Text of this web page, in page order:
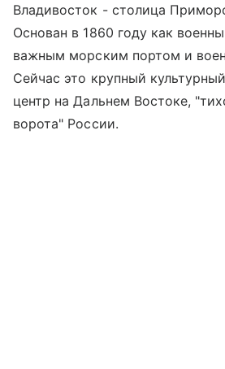
Владивосток - столица
Основан в 1860 году как
важным морским портом и
Сейчас это крупный
центр на Дальнем Востоке,
ворота" России.